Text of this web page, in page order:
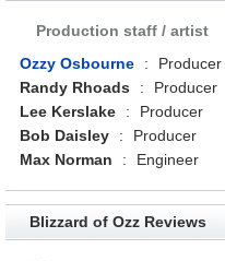
Production staff / artist
Ozzy Osbourne
:
Producer
Randy Rhoads
:
Producer
Lee Kerslake
:
Producer
Bob Daisley
:
Producer
Max Norman
: Engineer
Blizzard of Ozz Reviews